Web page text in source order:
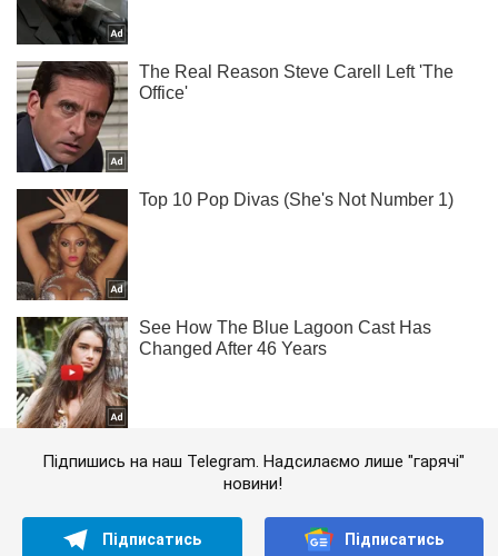
Підпишись на наш Telegram. Надсилаємо лише "гарячі"
новини!
Підписатись Підписатись